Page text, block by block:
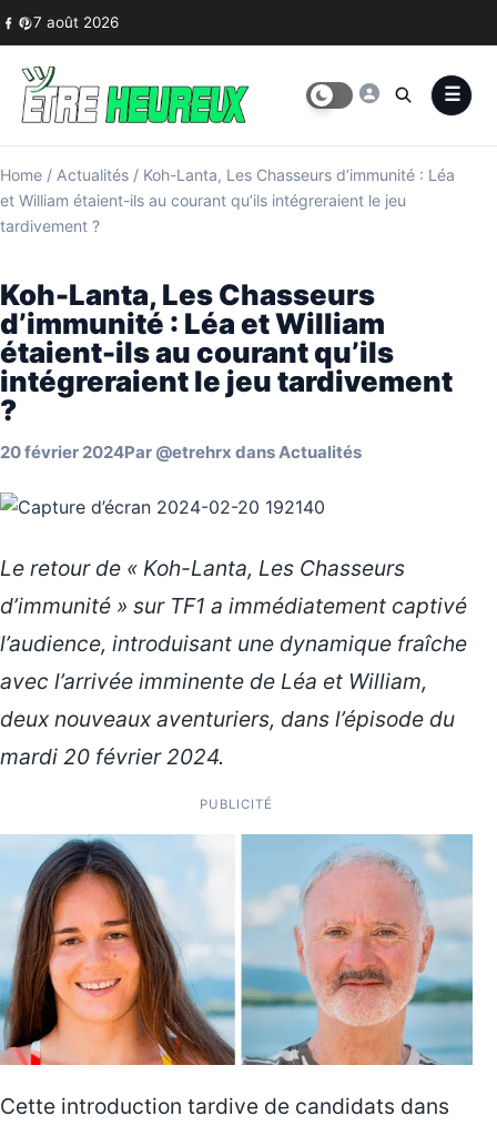
Skip to content
7 août 2026
Home / Actualités / Koh-Lanta, Les Chasseurs d’immunité : Léa
et William étaient-ils au courant qu’ils intégreraient le jeu
tardivement ?
Koh-Lanta, Les Chasseurs
d’immunité : Léa et William
étaient-ils au courant qu’ils
intégreraient le jeu tardivement
?
20 février 2024Par @etrehrx dansActualités
Le retour de « Koh-Lanta, Les Chasseurs
d’immunité » sur TF1 a immédiatement captivé
l’audience, introduisant une dynamique fraîche
avec l’arrivée imminente de Léa et William,
deux nouveaux aventuriers, dans l’épisode du
mardi 20 février 2024.
PUBLICITÉ
Cette introduction tardive de candidats dans